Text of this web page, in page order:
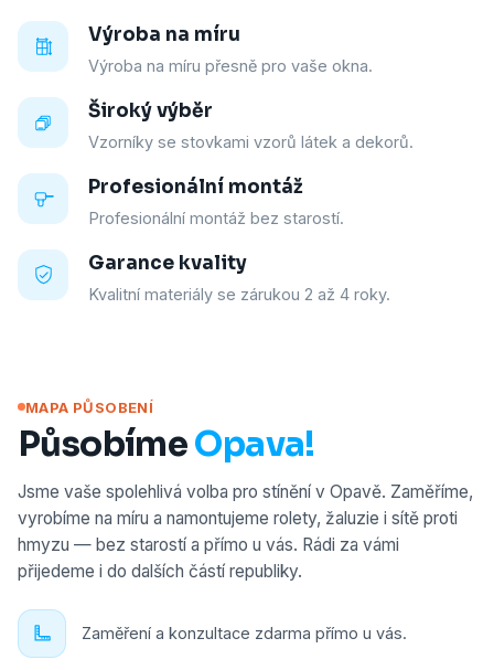
Výroba na míru
Výroba na míru přesně pro vaše okna.
Široký výběr
Vzorníky se stovkami vzorů látek a dekorů.
Profesionální montáž
Profesionální montáž bez starostí.
Garance kvality
Kvalitní materiály se zárukou 2 až 4 roky.
MAPA PŮSOBENÍ
PůsobímeOpava!
Jsme vaše spolehlivá volba pro stínění v Opavě. Zaměříme,
vyrobíme na míru a namontujeme rolety, žaluzie i sítě proti
hmyzu — bez starostí a přímo u vás. Rádi za vámi
přijedeme i do dalších částí republiky.
Zaměření a konzultace zdarma přímo u vás.